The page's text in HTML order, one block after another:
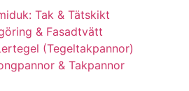
Tak & Tätskikt
& Fasadtvätt
(Tegeltakpannor)
& Takpannor